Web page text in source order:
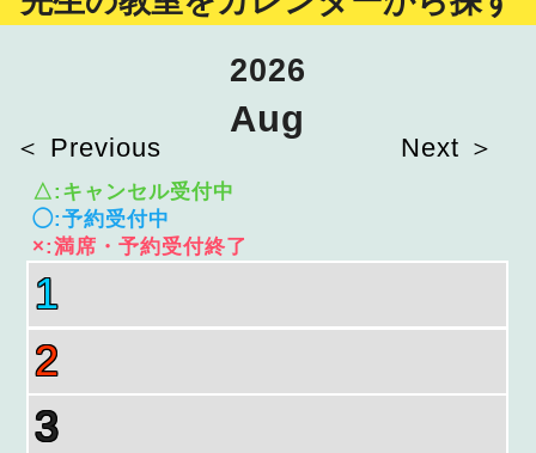
＜ Previous
2026
Aug
Next ＞
△:キャンセル受付中
◯:予約受付中
×:満席・予約受付終了
1
2
3